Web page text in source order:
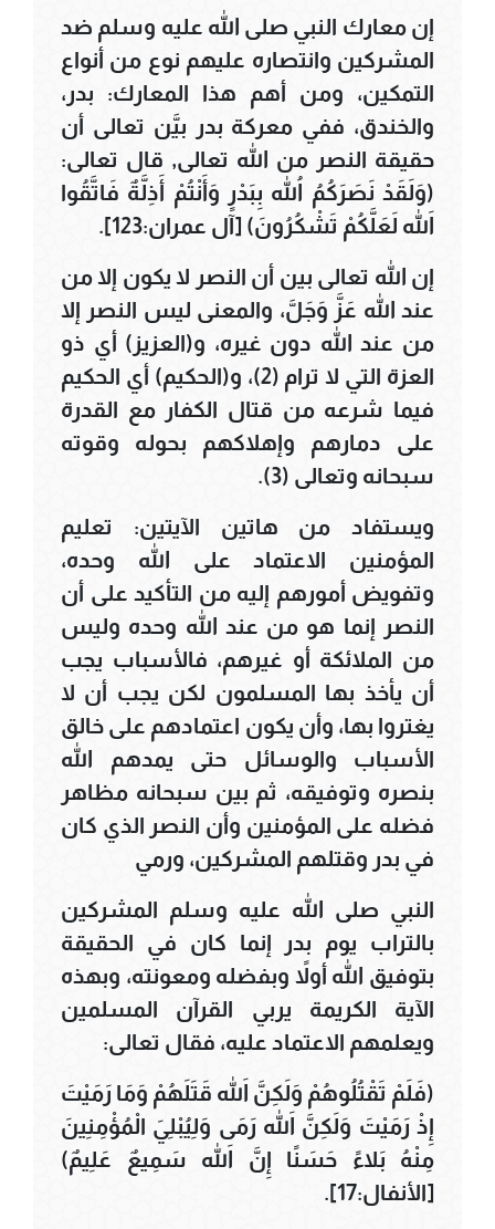
إن معارك النبي صلى الله عليه وسلم ضد
المشركين وانتصاره عليهم نوع من أنواع
التمكين، ومن أهم هذا المعارك: بدر،
والخندق، ففي معركة بدر بيَّن تعالى أن
حقيقة النصر من الله تعالى, قال تعالى:
(وَلَقَدْ نَصَرَكُمُ اللهُ بِبَدْرٍ وَأَنْتُمْ أَذِلَّةٌ فَاتَّقُوا
اللهَ لَعَلَّكُمْ تَشْكُرُونَ) [آل عمران:123].
إن الله تعالى بين أن النصر لا يكون إلا من
عند الله عَزَّ وَجَلَّ، والمعنى ليس النصر إلا
من عند الله دون غيره، و(العزيز) أي ذو
العزة التي لا ترام (2)، و(الحكيم) أي الحكيم
فيما شرعه من قتال الكفار مع القدرة
على دمارهم وإهلاكهم بحوله وقوته
سبحانه وتعالى (3).
ويستفاد من هاتين الآيتين: تعليم
المؤمنين الاعتماد على الله وحده،
وتفويض أمورهم إليه من التأكيد على أن
النصر إنما هو من عند الله وحده وليس
من الملائكة أو غيرهم، فالأسباب يجب
أن يأخذ بها المسلمون لكن يجب أن لا
يغتروا بها، وأن يكون اعتمادهم على خالق
الأسباب والوسائل حتى يمدهم الله
بنصره وتوفيقه، ثم بين سبحانه مظاهر
فضله على المؤمنين وأن النصر الذي كان
في بدر وقتلهم المشركين، ورمي
النبي صلى الله عليه وسلم المشركين
بالتراب يوم بدر إنما كان في الحقيقة
بتوفيق الله أولاً وبفضله ومعونته، وبهذه
الآية الكريمة يربي القرآن المسلمين
ويعلمهم الاعتماد عليه، فقال تعالى:
(فَلَمْ تَقْتُلُوهُمْ وَلَكِنَّ اللهَ قَتَلَهُمْ وَمَا رَمَيْتَ
إِذْ رَمَيْتَ وَلَكِنَّ اللهَ رَمَى وَلِيُبْلِيَ الْمُؤْمِنِينَ
مِنْهُ بَلاءً حَسَنًا إِنَّ اللهَ سَمِيعٌ عَلِيمٌ)
[الأنفال:17].